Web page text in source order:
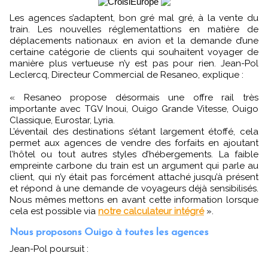
Les agences s’adaptent, bon gré mal gré, à la vente du
train. Les nouvelles réglementattions en matière de
déplacements nationaux en avion et la demande d’une
certaine catégorie de clients qui souhaitent voyager de
manière plus vertueuse n’y est pas pour rien. Jean-Pol
Leclercq, Directeur Commercial de Resaneo, explique :
« Resaneo propose désormais une offre rail très
importante avec TGV Inoui, Ouigo Grande Vitesse, Ouigo
Classique, Eurostar, Lyria.
L’éventail des destinations s’étant largement étoffé, cela
permet aux agences de vendre des forfaits en ajoutant
l’hôtel ou tout autres styles d’hébergements. La faible
empreinte carbone du train est un argument qui parle au
client, qui n’y était pas forcément attaché jusqu’à présent
et répond à une demande de voyageurs déjà sensibilisés.
Nous mêmes mettons en avant cette information lorsque
cela est possible via notre calculateur intégré».
Nous proposons Ouigo à toutes les agences
Jean-Pol poursuit :